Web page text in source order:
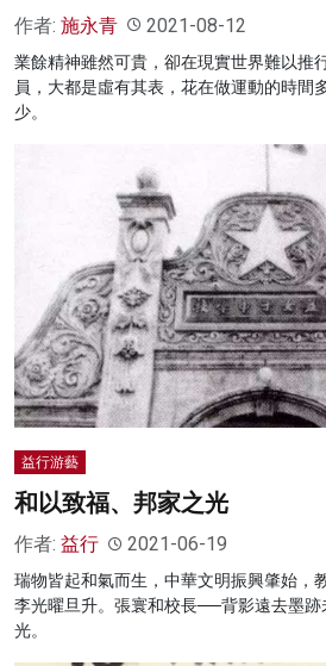
作者: 施永青 2021-08-12
業餘精神雖然可貴，卻在現實世界難以推
員，大都是虛有其表，花在做運動的時間
少。
益行游藝
和以致福、邦家之光
作者: 益行 2021-06-19
瑞物皆起和氣而生，中華文明振興肇始，
李光曜旦升。張寰和校長──背影遠去墨跡
光。